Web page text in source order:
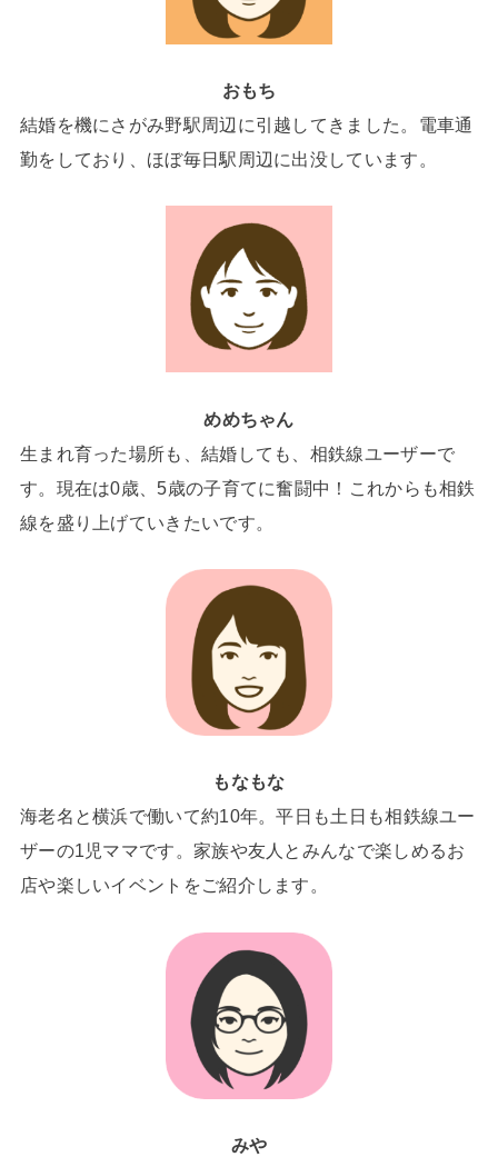
おもち
結婚を機にさがみ野駅周辺に引越してきました。電車通
勤をしており、ほぼ毎日駅周辺に出没しています。
めめちゃん
生まれ育った場所も、結婚しても、相鉄線ユーザーで
す。現在は0歳、5歳の子育てに奮闘中！これからも相鉄
線を盛り上げていきたいです。
もなもな
海老名と横浜で働いて約10年。平日も土日も相鉄線ユー
ザーの1児ママです。家族や友人とみんなで楽しめるお
店や楽しいイベントをご紹介します。
みや